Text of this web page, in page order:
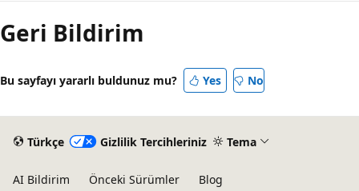
Geri Bildirim
Bu sayfayı yararlı buldunuz mu? Yes No
Türkçe Gizlilik Tercihleriniz Tema
AI Bildirim Önceki Sürümler Blog